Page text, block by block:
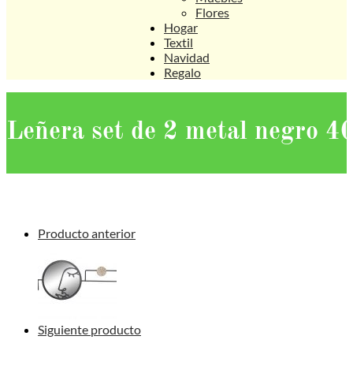
Flores
Hogar
Textil
Navidad
Regalo
Leñera set de 2 metal negro
Producto anterior
Siguiente producto